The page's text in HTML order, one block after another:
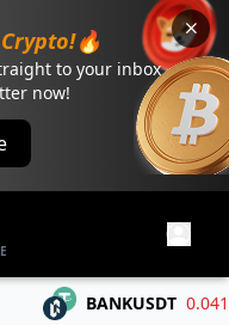
to your inbox
now!
BANKUSDT 0.04179